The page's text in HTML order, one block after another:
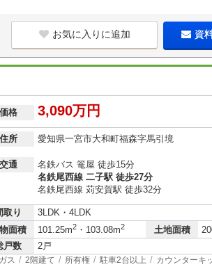
お気に入りに追加 資
価格 3,090万円
住所 愛知県一宮市大和町福森字馬引境
交通
名鉄バス 篭屋 徒歩15分
名鉄尾西線 二子駅 徒歩27分
名鉄尾西線 苅安賀駅 徒歩32分
取り
3LDK・4LDK
面積
101.25m2 ・103.08m2 土地面積
戸数 2戸
ス 2階建て 所有権 駐車2台以上 カウンターキ